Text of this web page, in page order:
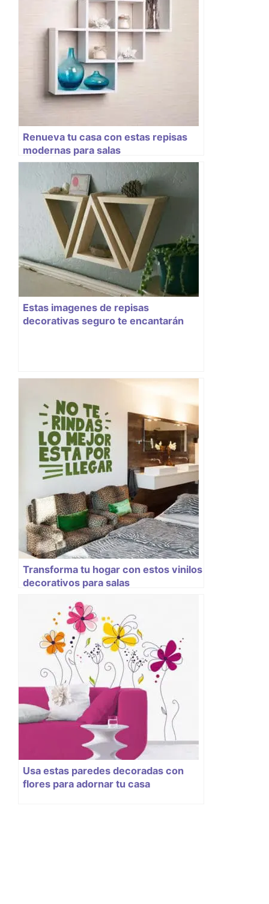
Renueva tu casa con estas repisas
modernas para salas
Estas imagenes de repisas
decorativas seguro te encantarán
Transforma tu hogar con estos vinilos
decorativos para salas
Usa estas paredes decoradas con
flores para adornar tu casa